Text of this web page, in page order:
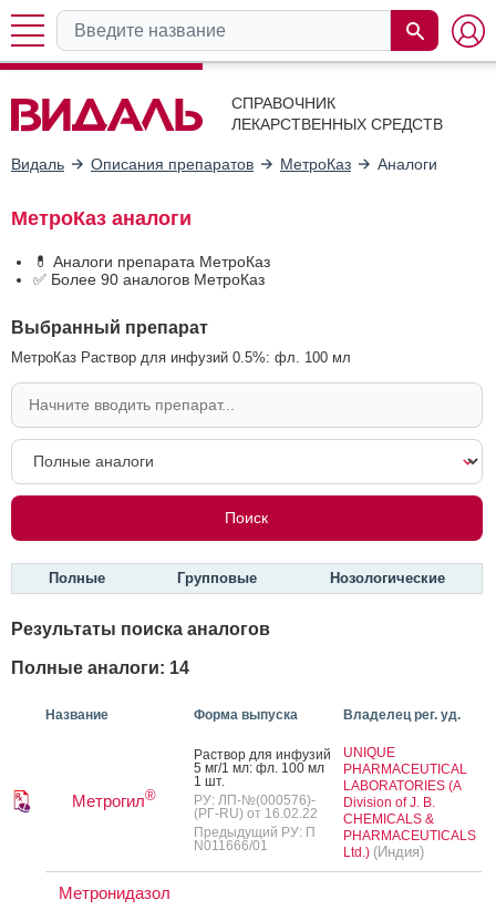
СПРАВОЧНИК
ЛЕКАРСТВЕННЫХ СРЕДСТВ
Видаль Описания препаратов МетроКаз Аналоги
МетроКаз аналоги
💊 Аналоги препарата МетроКаз
✅ Более 90 аналогов МетроКаз
Выбранный препарат
МетроКаз Раствор для инфузий 0.5%: фл. 100 мл
Полные Групповые Нозологические
Результаты поиска аналогов
Полные аналоги: 14
Название Форма выпуска Владелец рег. уд.
Метрогил®
Рас­твор для ин­фу­зий
5 мг/1 мл: фл. 100 мл
1 шт.
РУ: ЛП-№(000576)-
(РГ-RU) от 16.02.22
Предыдущий РУ: П
N011666/01
UNIQUE
PHARMACEUTICAL
LABORATORIES (A
Division of J. B.
CHEMICALS &
PHARMACEUTICALS
Ltd.) (Индия)
Метронидазол